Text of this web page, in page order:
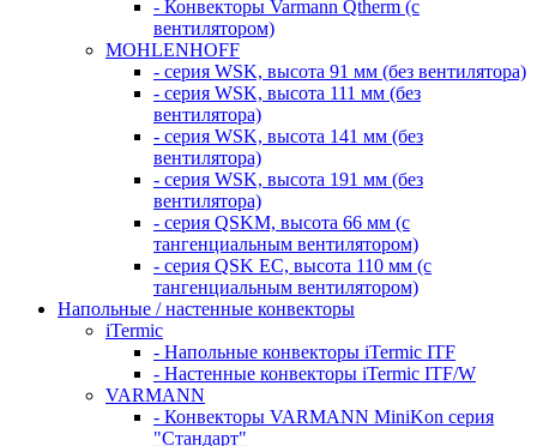
- Конвекторы Varmann Qtherm (с
вентилятором)
MOHLENHOFF
- серия WSK, высота 91 мм (без вентилятора)
- серия WSK, высота 111 мм (без
вентилятора)
- серия WSK, высота 141 мм (без
вентилятора)
- серия WSK, высота 191 мм (без
вентилятора)
- серия QSKM, высота 66 мм (с
тангенциальным вентилятором)
- серия QSK EC, высота 110 мм (с
тангенциальным вентилятором)
Напольные / настенные конвекторы
iTermic
- Напольные конвекторы iTermic ITF
- Настенные конвекторы iTermic ITF/W
VARMANN
- Конвекторы VARMANN MiniKon серия
"Стандарт"